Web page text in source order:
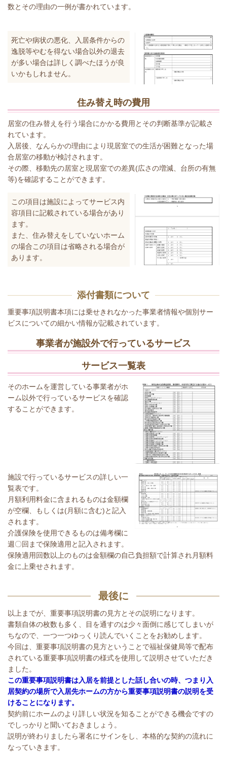
数とその理由の一例が書かれています。
死亡や病状の悪化、入居条件からの
逸脱等やむを得ない場合以外の退去
が多い場合は詳しく調べたほうが良
いかもしれません。
住み替え時の費用
居室の住み替えを行う場合にかかる費用とその判断基準が記載さ
れています。
入居後、なんらかの理由により現居室での生活が困難となった場
合居室の移動が検討されます。
その際、移動先の居室と現居室での差異(広さの増減、台所の有無
等)を確認することができます。
この項目は施設によってサービス内
容項目に記載されている場合があり
ます。
また、住み替えをしていないホーム
の場合この項目は省略される場合が
あります。
添付書類について
重要事項説明書本項には乗せきれなかった事業者情報や個別サー
ビスについての細かい情報が記載されています。
事業者が施設外で行っているサービス
サービス一覧表
そのホームを運営している事業者がホ
ーム以外で行っているサービスを確認
することができます。
施設で行っているサービスの詳しい一
覧表です。
月額利用料金に含まれるものは金額欄
が空欄、もしくは(月額に含む)と記入
されます。
介護保険を使用できるものは備考欄に
週〇回まで保険適用と記入されます。
保険適用回数以上のものは金額欄の自己負担額で計算され月額料
金に上乗せされます。
最後に
以上までが、重要事項説明書の見方とその説明になります。
書類自体の枚数も多く、目を通すのは少々面倒に感じてしまいが
ちなので、一つ一つゆっくり読んでいくことをお勧めします。
今回は、重要事項説明書の見方ということで福祉保健局等で配布
されている重要事項説明書の様式を使用して説明させていただき
ました。
この重要事項説明書は入居を前提とした話し合いの時、つまり入
居契約の場所で入居先ホームの方から重要事項説明書の説明を受
けることになります。
契約前にホームのより詳しい状況を知ることができる機会ですの
でしっかりと聞いておきましょう。
説明が終わりましたら署名にサインをし、本格的な契約の流れに
なっていきます。